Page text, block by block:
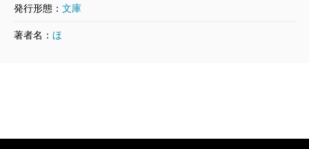
発行形態： 文庫
著者名： ほ